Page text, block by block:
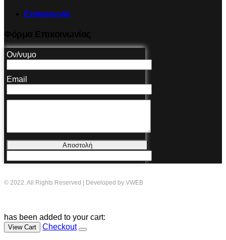
Επικοινωνία
Ον/νυμο
Email
Αποστολή
© 2022. All Rights Reserved | Developed by VWEB
has been added to your cart:
View Cart Checkout